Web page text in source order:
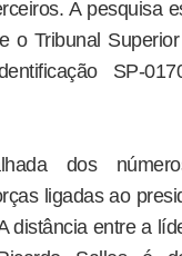
A pesquisa
o Tribunal
SP-
dos
ligadas ao
distância entre a